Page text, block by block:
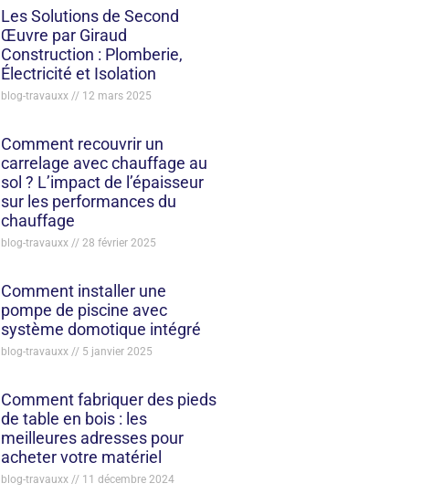
Les Solutions de Second
Œuvre par Giraud
Construction : Plomberie,
Électricité et Isolation
blog-travauxx 12 mars 2025
Comment recouvrir un
carrelage avec chauffage au
sol ? L’impact de l’épaisseur
sur les performances du
chauffage
blog-travauxx 28 février 2025
Comment installer une
pompe de piscine avec
système domotique intégré
blog-travauxx 5 janvier 2025
Comment fabriquer des pieds
de table en bois : les
meilleures adresses pour
acheter votre matériel
blog-travauxx 11 décembre 2024